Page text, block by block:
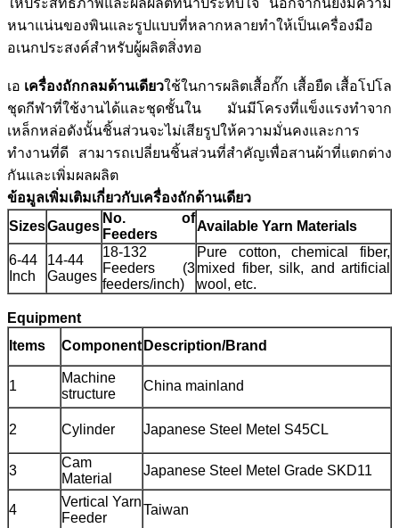
หนาแน่นของพินและรูปแบบที่หลากหลายทำให้เป็นเครื่องมือ
อเนกประสงค์สำหรับผู้ผลิตสิ่งทอ
เอ เครื่องถักกลมด้านเดียวใช้ในการผลิตเสื้อกั๊ก เสื้อยืด เสื้อโปโล
ชุดกีฬาที่ใช้งานได้และชุดชั้นใน มันมีโครงที่แข็งแรงทำจาก
เหล็กหล่อดังนั้นชิ้นส่วนจะไม่เสียรูปให้ความมั่นคงและการ
ทำงานที่ดี สามารถเปลี่ยนชิ้นส่วนที่สำคัญเพื่อสานผ้าที่แตกต่าง
กันและเพิ่มผลผลิต
ข้อมูลเพิ่มเติมเกี่ยวกับเครื่องถักด้านเดียว
SizesGauges
No. of
Feeders
Available Yarn Materials
6-44
Inch
14-44
Gauges
18-132
Feeders (3
feeders/inch)
Pure cotton, chemical fiber,
mixed fiber, silk, and artificial
wool, etc.
Equipment
Items
Component Description/Brand
1
Machine
structure
China mainland
2 Cylinder Japanese Steel Metel S45CL
3
Cam
Material
Japanese Steel Metel Grade SKD11
4
Vertical Yarn
Feeder
Taiwan